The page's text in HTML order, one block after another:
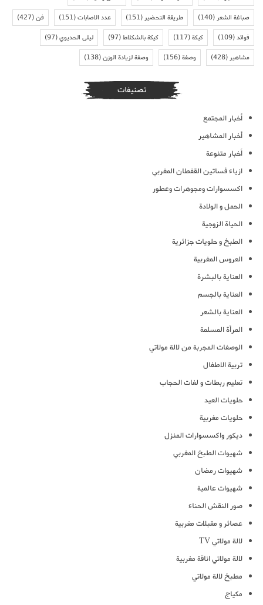
صباغة الشعر(140) طريقة التحضير(151) عدد الاصابات(151) فن(427)
فوائد(109) كيكة(117) كيكة بالشكلاط(97) ليلى الحديوي(97)
مشاهير(428) وصفة(156) وصفة لزيادة الوزن(138)
تصنيفات
أخبار المجتمع
أخبار المشاهير
أخبار متنوعة
ازياء فساتين القفطان المغربي
اكسسوارات ومجوهرات وعطور
الحمل و الولادة
الحياة الزوجية
الطبخ و حلويات جزائرية
العروس المغربية
العناية بالبشرة
العناية بالجسم
العناية بالشعر
المرأة المسلمة
الوصفات المجربة من لالة مولاتي
تربية الاطفال
تعليم ربطات و لفات الحجاب
حلويات العيد
حلويات مغربية
ديكور واكسسوارات المنزل
شهيوات الطبخ المغربي
شهيوات رمضان
شهيوات عالمية
صور النقش الحناء
عصائر و مقبلات مغربية
لالة مولاتي TV
لالة مولاتي اناقة مغربية
مطبخ لالة مولاتي
مكياج